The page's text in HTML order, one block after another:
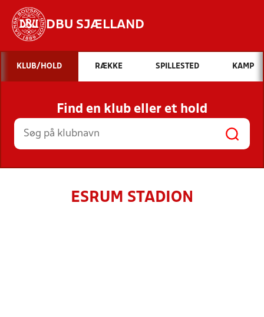
DBU SJÆLLAND
Hvad vil du søge efter?
INDHOLD OG NYHEDER
STILLINGER, RESULTATER, KLUBBER OG
HOLD
KLUB/HOLD RÆKKE SPILLESTED KAMP
Find en klub eller et hold
ESRUM STADION